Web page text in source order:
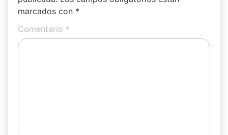
marcados con *
Comentario *